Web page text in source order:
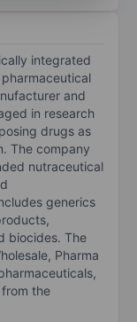
integrated
and
in research
drugs as
The company
nutraceutical
generics
biocides. The
Pharma
the